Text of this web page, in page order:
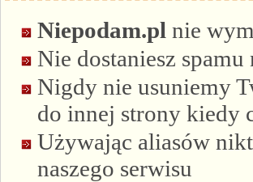
Niepodam.pl nie
Nie dostaniesz
Nigdy nie usuniemy
do innej strony kiedy
Używając aliasów
naszego serwisu